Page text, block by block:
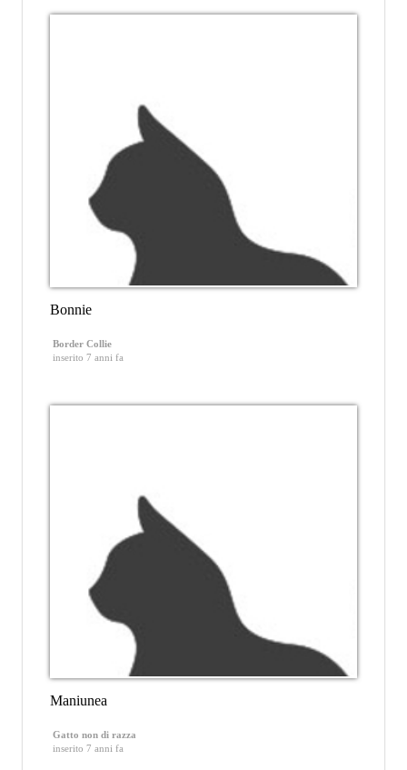
Bonnie
Border Collie
inserito 7 anni fa
Maniunea
Gatto non di razza
inserito 7 anni fa